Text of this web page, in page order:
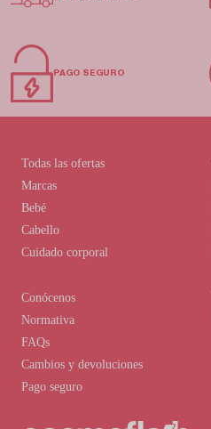
PAGO SEGURO
Conócenos
Normativa
FAQs
Cambios y devoluciones
Pago seguro
Todas las ofertas
Marcas
Bebé
Cabello
Cuidado corporal